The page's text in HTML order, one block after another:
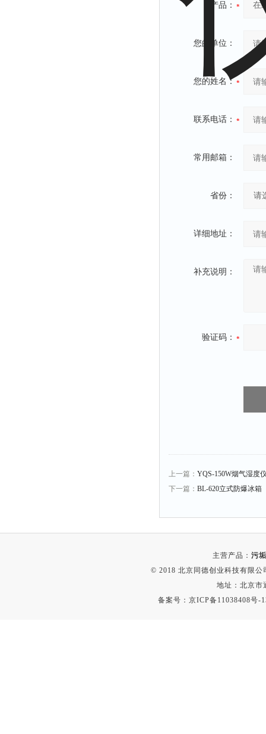
产品：
您的单位：
您的姓名：
联系电话：
常用邮箱：
省份：
详细地址：
补充说明：
验证码：
上一篇： YQS-150W烟气湿度
下一篇： BL-620立式防爆冰箱
主营产品： 污
© 2018 北京同德创业科技有限
地址：北京市
备案号： 京ICP备11038408号-